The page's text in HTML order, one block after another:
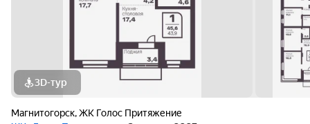
3D-тур
Магнитогорск,ЖК Голос Притяжение